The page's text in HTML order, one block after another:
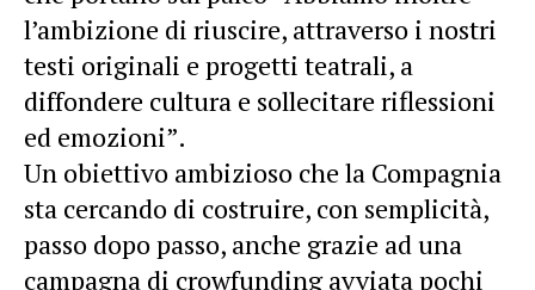
l’ambizione di riuscire, attraverso i nostri
testi originali e progetti teatrali, a
diffondere cultura e sollecitare riflessioni
ed emozioni”.
Un obiettivo ambizioso che la Compagnia
sta cercando di costruire, con semplicità,
passo dopo passo, anche grazie ad una
campagna di crowfunding avviata pochi